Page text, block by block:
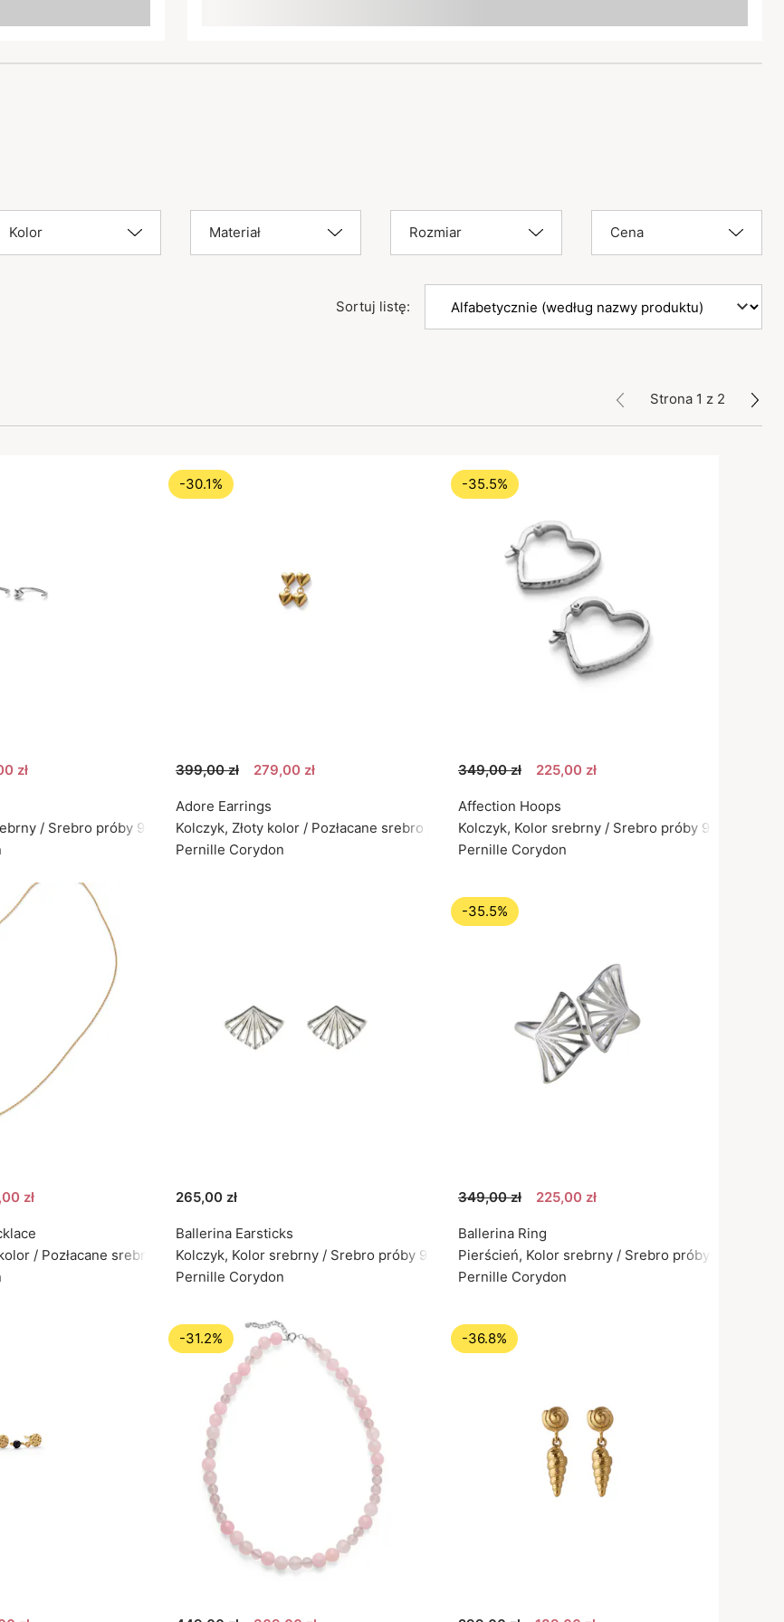
Kolor Materiał Rozmiar Cena
Sortuj listę:
Strona 1 z 2
zł
/ Srebro próby 925
-30.1%
399,00 zł 279,00 zł
Adore Earrings
Kolczyk, Złoty kolor / Pozłacane srebro próby 925
Pernille Corydon
-35.5%
349,00 zł 225,00 zł
Affection Hoops
Kolczyk, Kolor srebrny / Srebro próby 925
Pernille Corydon
zł
/ Pozłacane srebro próby 925
265,00 zł
Ballerina Earsticks
Kolczyk, Kolor srebrny / Srebro próby 925
Pernille Corydon
-35.5%
349,00 zł 225,00 zł
Ballerina Ring
Pierścień, Kolor srebrny / Srebro próby 925
Pernille Corydon
-31.2% -36.8%